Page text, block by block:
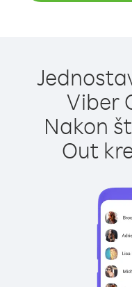
Viber
Nakon
Out